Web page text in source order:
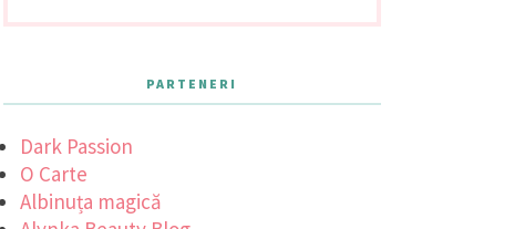
PARTENERI
Dark Passion
O Carte
Albinuța magică